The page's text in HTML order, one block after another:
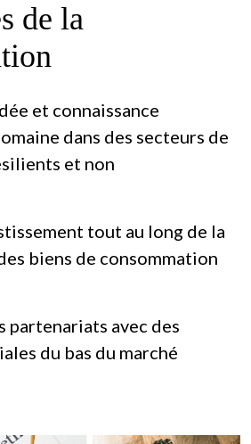
de la
et connaissance
dans des secteurs de
et non
tout au long de la
biens de consommation
partenariats avec des
du bas du marché